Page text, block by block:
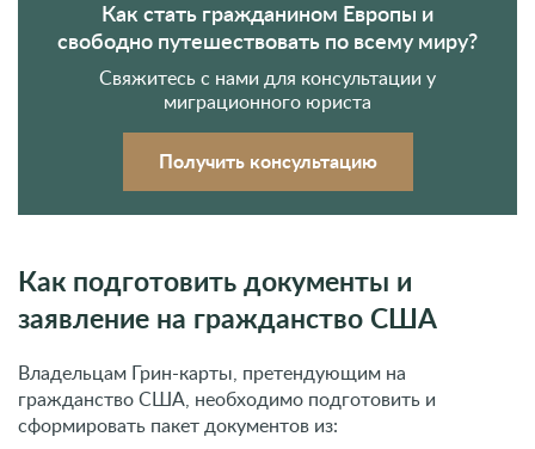
Как стать гражданином Европы и
свободно путешествовать по всему миру?
Свяжитесь с нами для консультации у
миграционного юриста
Получить консультацию
Как подготовить документы и
заявление на гражданство США
Владельцам Грин-карты, претендующим на
гражданство США, необходимо подготовить и
сформировать пакет документов из: